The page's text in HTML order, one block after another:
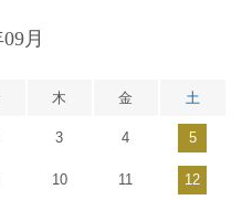
月
木 金 土
3 4 5
10 11 12